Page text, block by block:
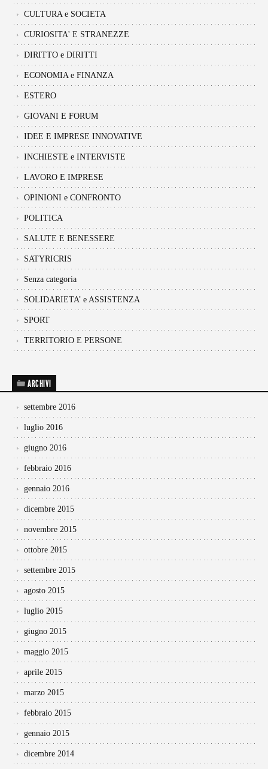
CULTURA e SOCIETA
CURIOSITA' E STRANEZZE
DIRITTO e DIRITTI
ECONOMIA e FINANZA
ESTERO
GIOVANI E FORUM
IDEE E IMPRESE INNOVATIVE
INCHIESTE e INTERVISTE
LAVORO E IMPRESE
OPINIONI e CONFRONTO
POLITICA
SALUTE E BENESSERE
SATYRICRIS
Senza categoria
SOLIDARIETA’ e ASSISTENZA
SPORT
TERRITORIO E PERSONE
ARCHIVI
settembre 2016
luglio 2016
giugno 2016
febbraio 2016
gennaio 2016
dicembre 2015
novembre 2015
ottobre 2015
settembre 2015
agosto 2015
luglio 2015
giugno 2015
maggio 2015
aprile 2015
marzo 2015
febbraio 2015
gennaio 2015
dicembre 2014